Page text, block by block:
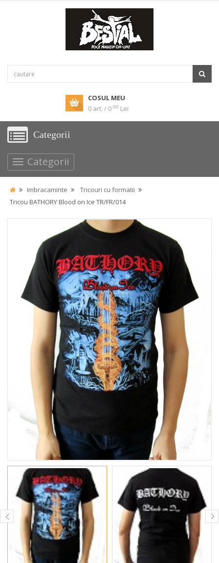
COSUL MEU
0 art. / 0 00 Lei
Categorii
Categorii
Imbracaminte
Tricouri cu formatii
Tricou BATHORY Blood on Ice TR/FR/014